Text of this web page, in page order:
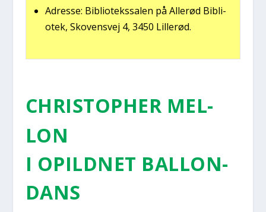
Adres­se: Bibli­o­teks­sa­len på Alle­rød Bibli­
o­tek, Sko­vens­vej 4, 3450 Lil­le­rød.
CHRI­STOP­HER MEL­
LON
I OPILD­NET BAL­LON­
DANS